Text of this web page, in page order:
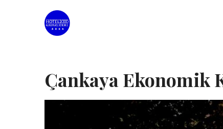
Çankaya Ekonomik